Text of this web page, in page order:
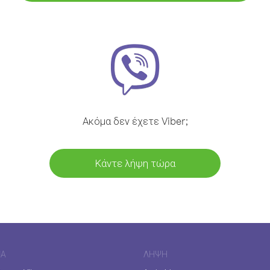
Ακόμα δεν έχετε Viber;
Κάντε λήψη τώρα
ΛΉΨΗ